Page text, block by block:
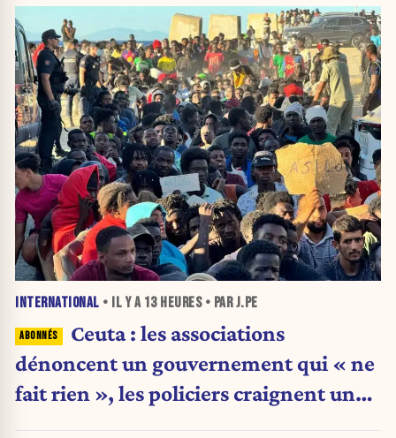
INTERNATIONAL • IL Y A 13 HEURES• PAR J.PE
Ceuta : les associations
dénoncent un gouvernement qui « ne
fait rien », les policiers craignent une